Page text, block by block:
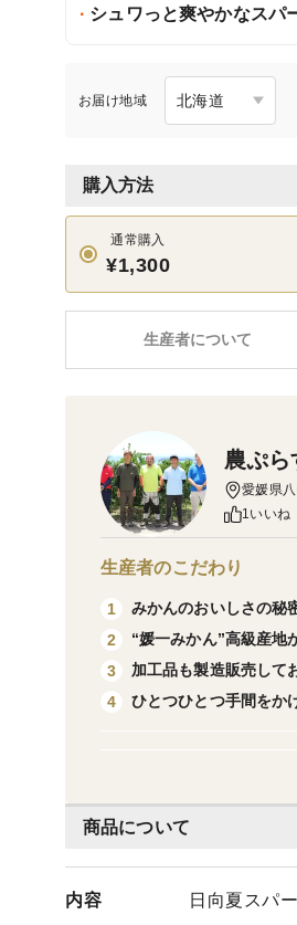
シュワっと爽やかなスパ
お届け地域
購入方法
通常購入
¥1,300
生産者について
商品について
内容 日向夏スパ
農ぷら
愛媛県
1いいね
生産者のこだわり
1
みかんのおいしさの秘
2
“媛一みかん”高級産地
3
加工品も製造販売して
4
ひとつひとつ手間をか